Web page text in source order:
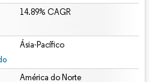
14.89% CAGR
Ásia-Pacífico
América do Norte